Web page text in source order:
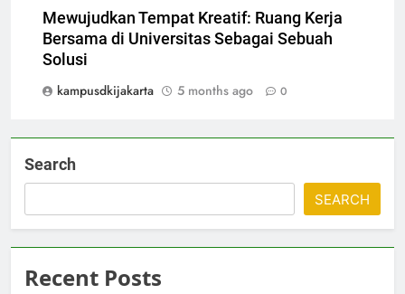
Mewujudkan Tempat Kreatif: Ruang Kerja
Bersama di Universitas Sebagai Sebuah
Solusi
kampusdkijakarta
5 months ago 0
Search
SEARCH
Recent Posts